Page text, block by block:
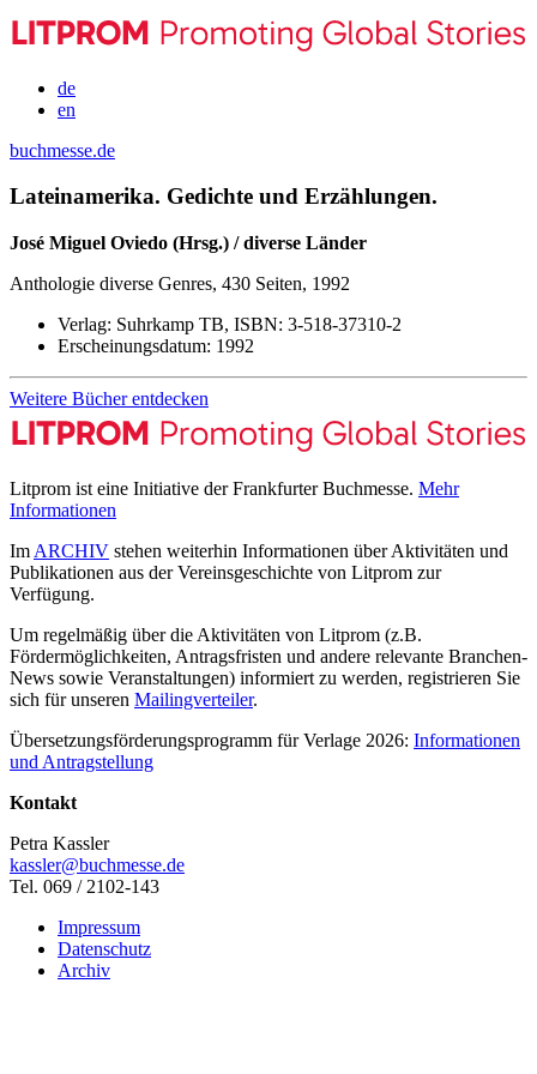
de
en
buchmesse.de
Lateinamerika. Gedichte und Erzählungen.
José Miguel Oviedo (Hrsg.) / diverse Länder
Anthologie diverse Genres, 430 Seiten, 1992
Verlag: Suhrkamp TB, ISBN: 3-518-37310-2
Erscheinungsdatum: 1992
Weitere Bücher entdecken
Litprom ist eine Initiative der Frankfurter Buchmesse. Mehr
Informationen
Im ARCHIV stehen weiterhin Informationen über Aktivitäten und
Publikationen aus der Vereinsgeschichte von Litprom zur
Verfügung.
Um regelmäßig über die Aktivitäten von Litprom (z.B.
Fördermöglichkeiten, Antragsfristen und andere relevante Branchen-
News sowie Veranstaltungen) informiert zu werden, registrieren Sie
sich für unseren Mailingverteiler.
Übersetzungsförderungsprogramm für Verlage 2026: Informationen
und Antragstellung
Kontakt
Petra Kassler
kassler@buchmesse.de
Tel. 069 / 2102-143
Impressum
Datenschutz
Archiv